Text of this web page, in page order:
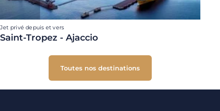
Jet privé depuis et vers
Saint-Tropez - Ajaccio
Toutes nos destinations